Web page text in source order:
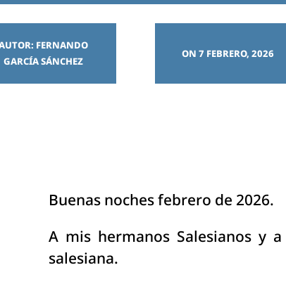
FERNANDO
GARCÍA SÁNCHEZ
ON 7 FEBRERO, 2026
Buenas noches febrero de 2026.
A mis hermanos Salesianos y
salesiana.